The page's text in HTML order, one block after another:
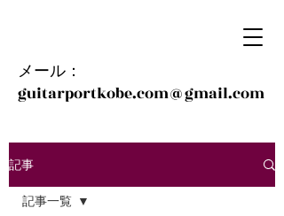
メール：
guitarportkobe.com@gmail.com
記事
記事一覧